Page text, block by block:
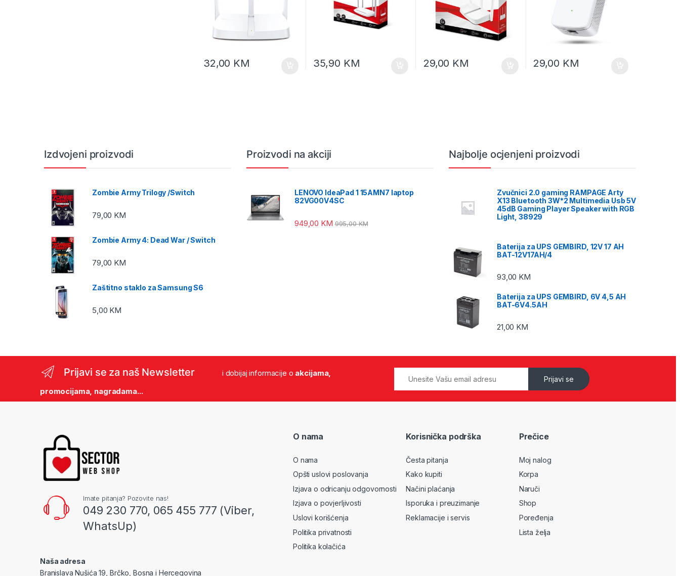
32,00 KM 35,90 KM 29,00 KM 29,00 KM
Izdvojeni proizvodi
Zombie Army Trilogy /Switch
79,00 KM
Zombie Army 4: Dead War / Switch
79,00 KM
Zaštitno staklo za Samsung S6
5,00 KM
Proizvodi na akciji
LENOVO IdeaPad 1 15AMN7 laptop
82VG00V4SC
949,00 KM 995,00KM
Najbolje ocjenjeni proizvodi
Zvučnici 2.0 gaming RAMPAGE Arty
X13 Bluetooth 3W*2 Multimedia Usb 5V
45dB Gaming Player Speaker with RGB
Light, 38929
Baterija za UPS GEMBIRD, 12V 17 AH
BAT-12V17AH/4
93,00 KM
Baterija za UPS GEMBIRD, 6V 4,5 AH
BAT-6V4.5AH
21,00 KM
Prijavi se za naš Newsletter i dobijaj informacije o akcijama,
promocijama, nagradama...
Prijavi se
Imate pitanja? Pozovite nas!
049 230 770, 065 455 777 (Viber,
WhatsUp)
Naša adresa
Branislava Nušića 19, Brčko, Bosna i Hercegovina
O nama
O nama
Opšti uslovi poslovanja
Izjava o odricanju odgovornosti
Izjava o povjerljivosti
Uslovi korišćenja
Politika privatnosti
Politika kolačića
Korisnička podrška
Česta pitanja
Kako kupiti
Načini plaćanja
Isporuka i preuzimanje
Reklamacije i servis
Prečice
Moj nalog
Korpa
Naruči
Shop
Poređenja
Lista želja